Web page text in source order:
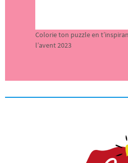
Colorie ton puzzle en
l’avent 2023